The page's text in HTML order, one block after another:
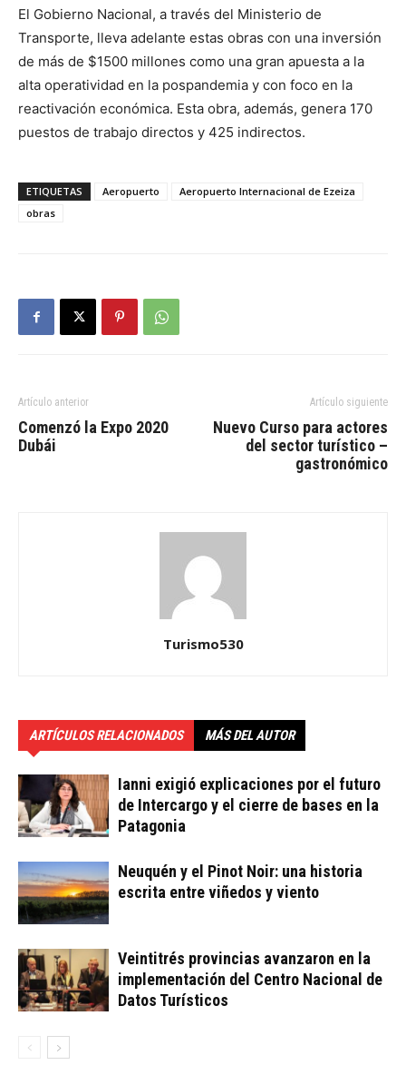
El Gobierno Nacional, a través del Ministerio de
Transporte, lleva adelante estas obras con una inversión
de más de $1500 millones como una gran apuesta a la
alta operatividad en la pospandemia y con foco en la
reactivación económica. Esta obra, además, genera 170
puestos de trabajo directos y 425 indirectos.
ETIQUETAS Aeropuerto
Aeropuerto Internacional de Ezeiza
obras
Artículo anterior
Comenzó la Expo 2020
Dubái
Artículo siguiente
Nuevo Curso para actores
del sector turístico –
gastronómico
Turismo530
ARTÍCULOS RELACIONADOS MÁS DEL AUTOR
Ianni exigió explicaciones por el futuro
de Intercargo y el cierre de bases en la
Patagonia
Neuquén y el Pinot Noir: una historia
escrita entre viñedos y viento
Veintitrés provincias avanzaron en la
implementación del Centro Nacional de
Datos Turísticos